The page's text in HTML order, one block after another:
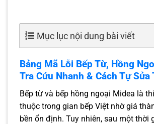
Mục lục nội dung bài viết
Bảng Mã Lỗi Bếp Từ, Hồng
Tra Cứu Nhanh & Cách Tự Sửa
Bếp từ và bếp hồng ngoại Midea là
thuộc trong gian bếp Việt nhờ giá
bền ổn định. Tuy nhiên, sau một thời